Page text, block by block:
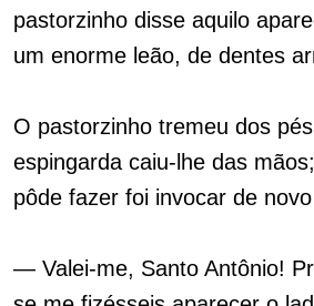
pastorzinho disse aquilo
um enorme leão, de dentes
O pastorzinho tremeu dos
espingarda caiu-lhe das
pôde fazer foi invocar de
— Valei-me, Santo Antônio!